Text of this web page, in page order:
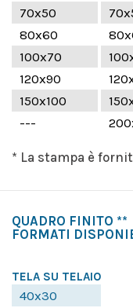
70x50
80x60
100x70
120x90
150x100
---
* La stampa è
QUADRO FINITO **
FORMATI
TELA SU TELAIO
40x30